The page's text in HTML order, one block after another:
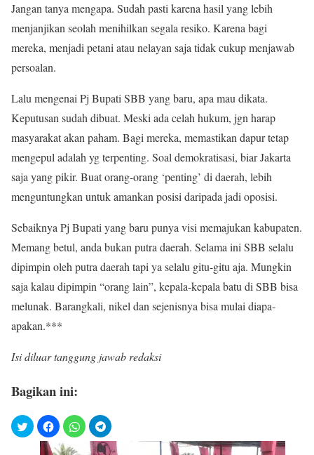
Jangan tanya mengapa. Sudah pasti karena hasil yang lebih
menjanjikan seolah menihilkan segala resiko. Karena bagi
mereka, menjadi petani atau nelayan saja tidak cukup menjawab
persoalan.
Lalu mengenai Pj Bupati SBB yang baru, apa mau dikata.
Keputusan sudah dibuat. Meski ada celah hukum, jgn harap
masyarakat akan paham. Bagi mereka, memastikan dapur tetap
mengepul adalah yg terpenting. Soal demokratisasi, biar Jakarta
saja yang pikir. Buat orang-orang ‘penting’ di daerah, lebih
menguntungkan untuk amankan posisi daripada jadi oposisi.
Sebaiknya Pj Bupati yang baru punya visi memajukan kabupaten.
Memang betul, anda bukan putra daerah. Selama ini SBB selalu
dipimpin oleh putra daerah tapi ya selalu gitu-gitu aja. Mungkin
saja kalau dipimpin “orang lain”, kepala-kepala batu di SBB bisa
melunak. Barangkali, nikel dan sejenisnya bisa mulai diapa-
apakan.***
Isi diluar tanggung jawab redaksi
Bagikan ini: